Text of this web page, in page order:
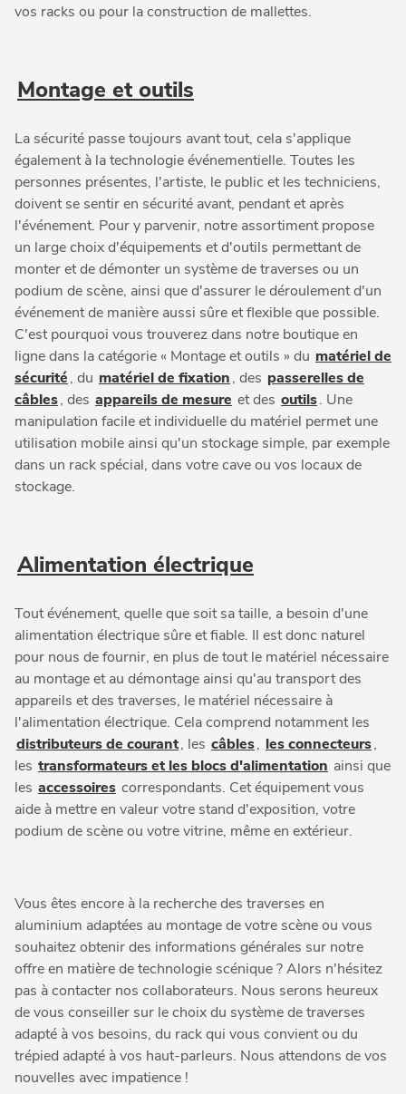
vos racks ou pour la construction de mallettes.
Montage et outils
La sécurité passe toujours avant tout, cela s'applique
également à la technologie événementielle. Toutes les
personnes présentes, l'artiste, le public et les techniciens,
doivent se sentir en sécurité avant, pendant et après
l'événement. Pour y parvenir, notre assortiment propose
un large choix d'équipements et d'outils permettant de
monter et de démonter un système de traverses ou un
podium de scène, ainsi que d'assurer le déroulement d'un
événement de manière aussi sûre et flexible que possible.
C'est pourquoi vous trouverez dans notre boutique en
ligne dans la catégorie « Montage et outils » du matériel de
sécurité, du matériel de fixation, des passerelles de
câbles, des appareils de mesure et des outils. Une
manipulation facile et individuelle du matériel permet une
utilisation mobile ainsi qu'un stockage simple, par exemple
dans un rack spécial, dans votre cave ou vos locaux de
stockage.
Alimentation électrique
Tout événement, quelle que soit sa taille, a besoin d'une
alimentation électrique sûre et fiable. Il est donc naturel
pour nous de fournir, en plus de tout le matériel nécessaire
au montage et au démontage ainsi qu'au transport des
appareils et des traverses, le matériel nécessaire à
l'alimentation électrique. Cela comprend notamment les
distributeurs de courant, les câbles, les connecteurs,
les transformateurs et les blocs d'alimentation ainsi que
les accessoires correspondants. Cet équipement vous
aide à mettre en valeur votre stand d'exposition, votre
podium de scène ou votre vitrine, même en extérieur.
Vous êtes encore à la recherche des traverses en
aluminium adaptées au montage de votre scène ou vous
souhaitez obtenir des informations générales sur notre
offre en matière de technologie scénique ? Alors n'hésitez
pas à contacter nos collaborateurs. Nous serons heureux
de vous conseiller sur le choix du système de traverses
adapté à vos besoins, du rack qui vous convient ou du
trépied adapté à vos haut-parleurs. Nous attendons de vos
nouvelles avec impatience !